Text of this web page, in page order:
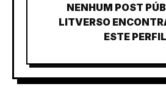
NENHUM POST
LITVERSO
ESTE